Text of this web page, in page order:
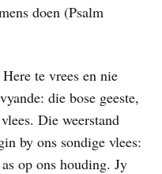
doen (Psalm
te vrees en nie
die bose geeste,
Die weerstand
by ons sondige vlees:
op ons houding. Jy